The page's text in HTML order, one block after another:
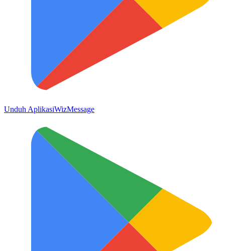
Unduh AplikasiWizMessage